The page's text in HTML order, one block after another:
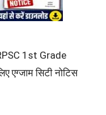
1st Grade
सिटी नोटिस